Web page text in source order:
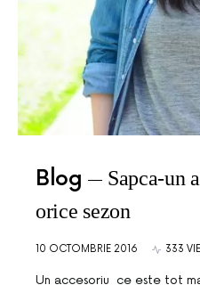
Blog
Sapca-un
orice sezon
10 OCTOMBRIE 2016 333
Un accesoriu ce este tot